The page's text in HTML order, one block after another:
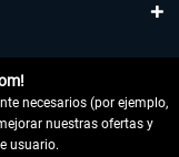
necesarios (por ejemplo,
nuestras ofertas y
usuario.